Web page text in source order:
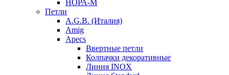
НОРА-М
Петли
A.G.B. (Италия)
Amig
Apecs
Ввертные петли
Колпачки декоративные
Линия INOX